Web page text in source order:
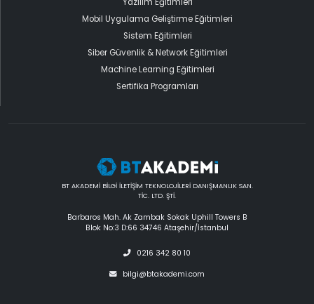
Mobil Uygulama Geliştirme Eğitimleri
Sistem Eğitimleri
Siber Güvenlik & Network Eğitimleri
Machine Learning Eğitimleri
Sertifika Programları
BT AKADEMİ BİLGİ İLETİŞİM TEKNOLOJİLERİ DANIŞMANLIK SAN.
TİC. LTD. ŞTİ.
Barbaros Mah. Ak Zambak Sokak Uphill Towers B
Blok No:3 D:66 34746 Ataşehir/İstanbul
0216 342 80 10
bilgi@btakademi.com